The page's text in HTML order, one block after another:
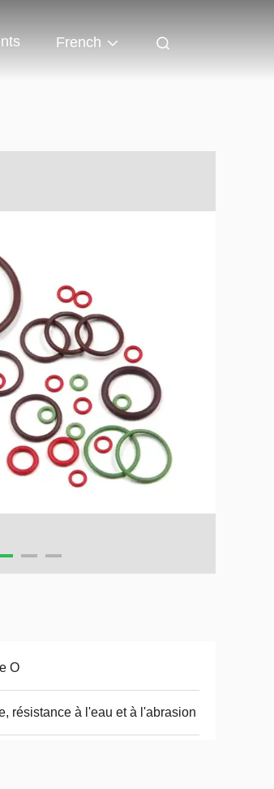
French
O
résistance à l'eau et à l'abrasion